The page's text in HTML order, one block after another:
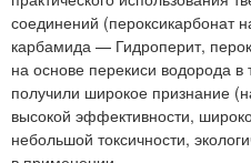
соединений (пероксикарбонат
карбамида — Гидроперит,
на основе перекиси водорода
получили широкое признание
высокой эффективности,
небольшой токсичности,